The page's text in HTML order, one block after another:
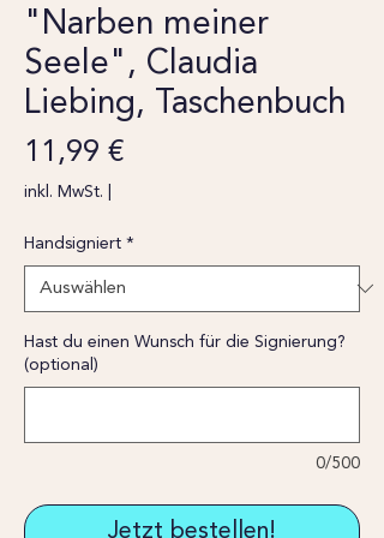
"Narben meiner
Seele", Claudia
Liebing, Taschenbuch
11,99 €
inkl. MwSt.
Handsigniert *
Hast du einen Wunsch für die Signierung?
(optional)
0/500
Jetzt bestellen!